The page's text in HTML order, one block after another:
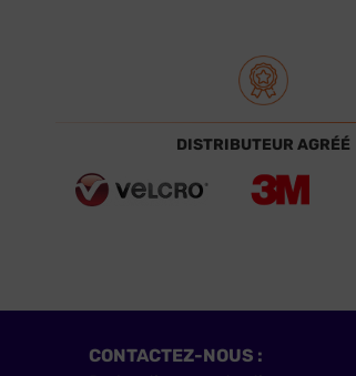
DISTRIBUTEUR AGRÉÉ
CONTACTEZ-NOUS :